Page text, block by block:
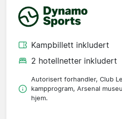
Kampbillett inkludert
2 hotellnetter inkludert
Autorisert forhandler, Club
kampprogram, Arsenal
hjem.